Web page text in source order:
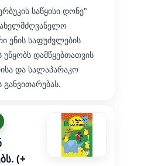
საწყისი დონე"
ენის საფუძვლების
დამწყებთათვის
და სალაპარაკო
განვითარებას.
(+